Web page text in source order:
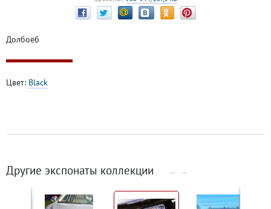
Долбоёб
Цвет: Black
Другие экспонаты коллекции ← →